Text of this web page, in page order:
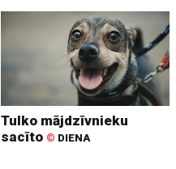
Tulko mājdzīvnieku
sacīto © DIENA